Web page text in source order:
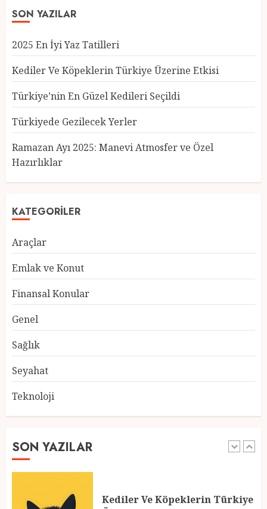
SON YAZILAR
2025 En İyi Yaz Tatilleri
Kediler Ve Köpeklerin Türkiye Üzerine Etkisi
Türkiye’nin En Güzel Kedileri Seçildi
Türkiyede Gezilecek Yerler
Ramazan Ayı 2025: Manevi Atmosfer ve Özel
Hazırlıklar
KATEGORILER
Araçlar
Emlak ve Konut
Finansal Konular
Genel
Sağlık
Seyahat
Teknoloji
SON YAZILAR
Türkiye’nin En Güzel Kedileri
Seçildi
12 MART 2025
4
5
1
2025 En İyi Yaz Tatilleri
Kediler Ve Köpeklerin Türkiye